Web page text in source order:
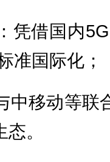
凭借国内
准国际化；
中移动等联
。